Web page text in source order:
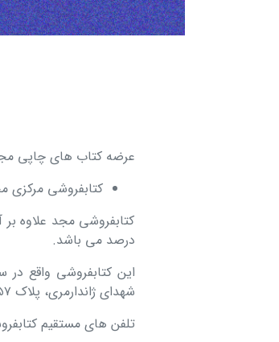
عرضه کتاب های چاپی
کتابفروشی مرکزی
درصد می باشد.
این کتابفروشی واقع در
شهدای ژاندارمری، پلاک ۵۷ بوده و از ساعت ۸ صبح تا ۷ بعدازظهر باز است.
تلفن های مستقیم کتابفروشی: ۶۶۴۹۰۹۹۸ – ۶۶۴۸۶۸۷۴ –